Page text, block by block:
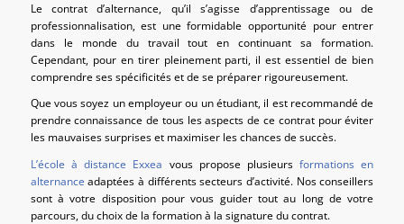
Le contrat d’alternance, qu’il s’agisse d’apprentissage ou de
professionnalisation, est une formidable opportunité pour entrer
dans le monde du travail tout en continuant sa formation.
Cependant, pour en tirer pleinement parti, il est essentiel de bien
comprendre ses spécificités et de se préparer rigoureusement.
Que vous soyez un employeur ou un étudiant, il est recommandé de
prendre connaissance de tous les aspects de ce contrat pour éviter
les mauvaises surprises et maximiser les chances de succès.
L’école à distance Exxea vous propose plusieursformations en
alternance adaptées à différents secteurs d’activité. Nos conseillers
sont à votre disposition pour vous guider tout au long de votre
parcours, du choix de la formation à la signature du contrat.